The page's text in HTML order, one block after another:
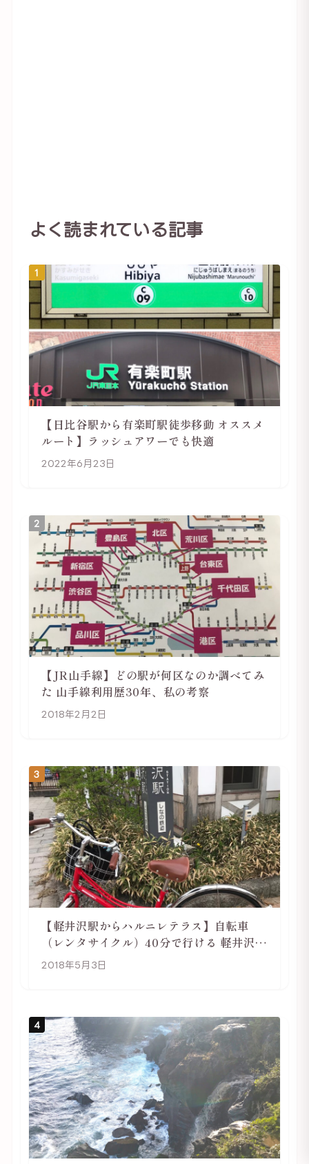
よく読まれている記事
1
【日比谷駅から有楽町駅徒歩移動 オススメ
ルート】ラッシュアワーでも快適
2022年6月23日
2
【JR山手線】どの駅が何区なのか調べてみ
た 山手線利用歴30年、私の考察
2018年2月2日
3
【軽井沢駅からハルニレテラス】自転車
（レンタサイクル）40分で行ける 軽井沢旅
行は自転車利用がおススメ
2018年5月3日
4